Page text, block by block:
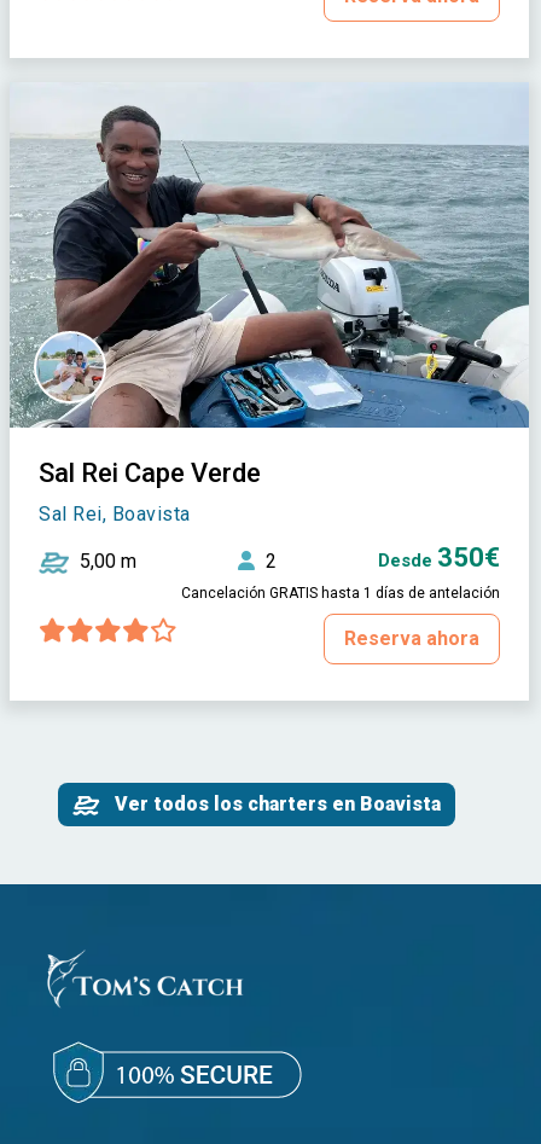
Sal Rei Cape Verde
Sal Rei, Boavista
5,00 m 2 Desde 350€
Cancelación GRATIS hasta 1 días de antelación
Reserva ahora
Ver todos los charters en Boavista